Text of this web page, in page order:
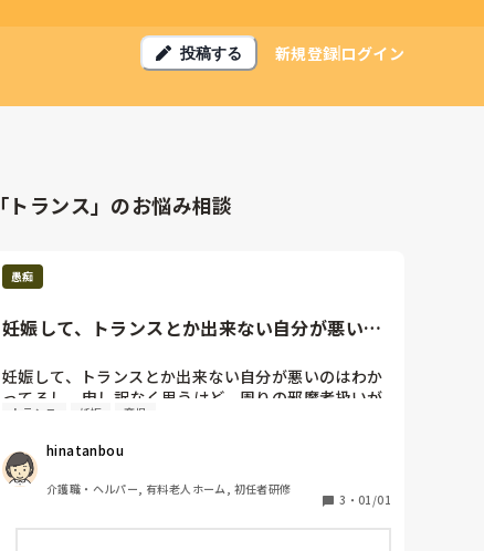
投稿する 新規登録ログイン
「トランス」のお悩み相談
愚痴
妊娠して、トランスとか出来ない自分が悪いの
妊娠して、トランスとか出来ない自分が悪いのはわか
ってるし、申し訳なく思うけど、周りの邪魔者扱いが
酷すぎる。
あと3ヶ月もなく産休だけど、今から辞めたくて仕方
ない。
トランス 妊娠 育児
hinatanbou
介護職・ヘルパー, 有料老人ホーム, 初任者研修
3 ・ 01/01